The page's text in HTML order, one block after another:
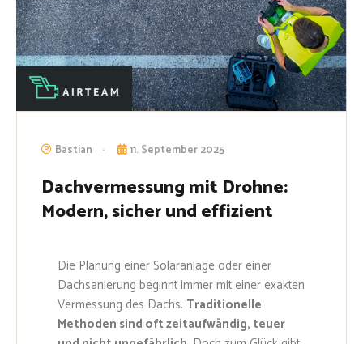
Bastian 11. September 2025
Dachvermessung mit Drohne:
Modern, sicher und effizient
Die Planung einer Solaranlage oder einer
Dachsanierung beginnt immer mit einer exakten
Vermessung des Dachs. Traditionelle
Methoden sind oft zeitaufwändig, teuer